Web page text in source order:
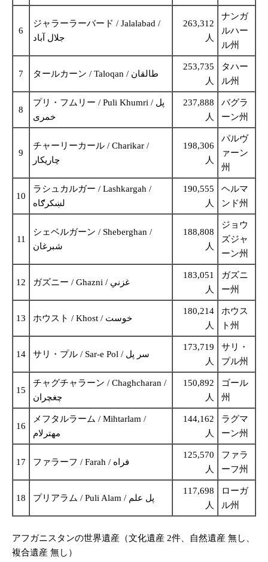
6
ジャラーラーバード / Jalalabad /
جلال آباد
263,312
人
ナンガ
ルハー
ル州
7 タールカーン / Taloqan / طالقان
253,735
人
タハー
ル州
8
プリ・フムリー / Puli Khumri / پل
خمری
237,888
人
バグラ
ーン州
9
チャーリーカール / Charikar /
198,306
人
パルヴ
ァーン
州
10
ラシュカルガー / Lashkargah /
190,555
人
ヘルマ
ンド州
11
シェベルガーン / Sheberghan /
شبرغان
188,808
人
ジョウ
ズジャ
ーン州
12
183,051
人
ガズニ
ー州
13
180,214
人
ホウス
ト州
14 サリ・プル / Sar-e Pol / سر پل
173,719
人
サリ・
プル州
15
チャグチャラーン / Chaghcharan /
چغچران
150,892
人
ゴール
州
16
メフタルラーム / Mihtarlam /
144,162
人
ラグマ
ーン州
17 ファラーフ / Farah / فراه
125,570
人
ファラ
ーフ州
18 プリアラム / Puli Alam / پل علم
117,698
人
ローガ
ル州
アフガニスタンの世界遺産（文化遺産 2件、自然遺産 無し、
複合遺産 無し）